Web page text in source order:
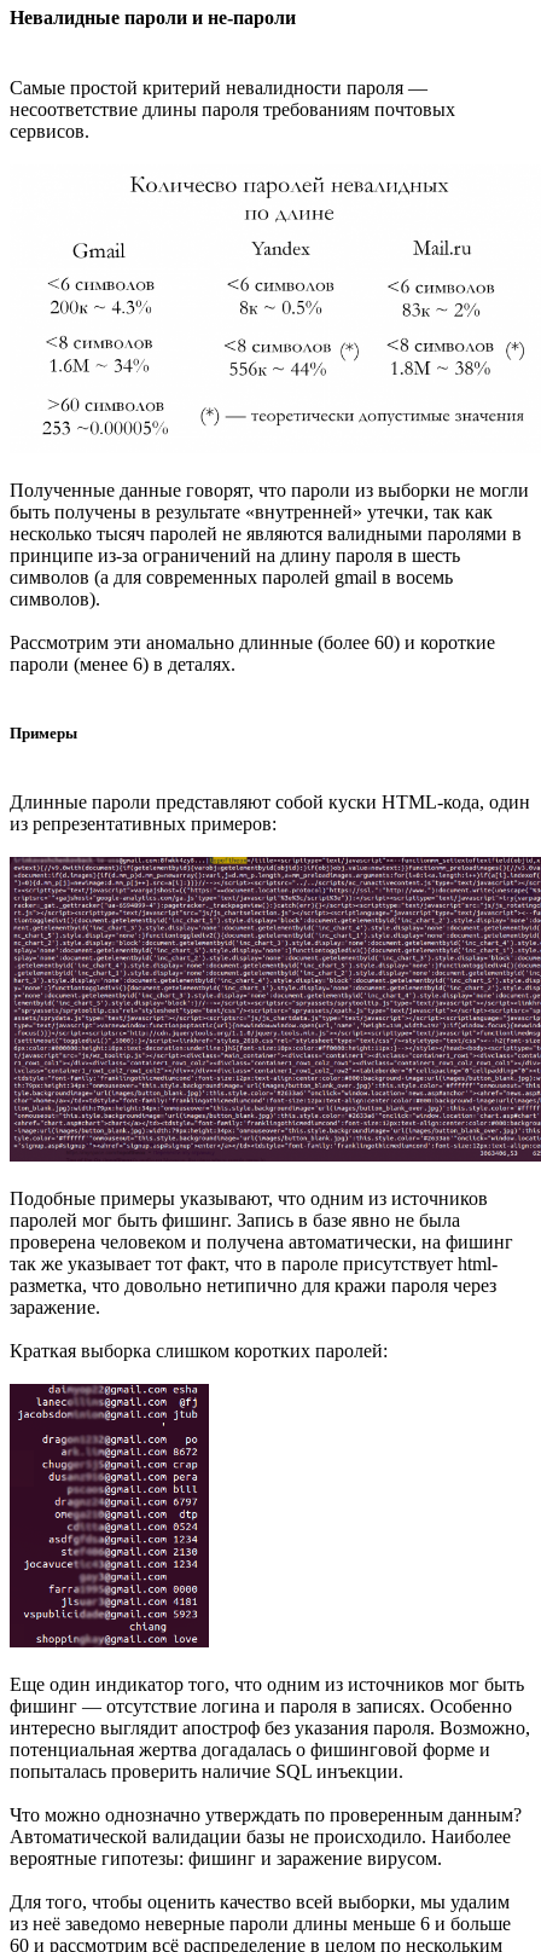
Невалидные пароли и не-пароли
Самые простой критерий невалидности пароля —
несоответствие длины пароля требованиям почтовых
сервисов.
Полученные данные говорят, что пароли из выборки не могли
быть получены в результате «внутренней» утечки, так как
несколько тысяч паролей не являются валидными паролями в
принципе из-за ограничений на длину пароля в шесть
символов (а для современных паролей gmail в восемь
символов).
Рассмотрим эти аномально длинные (более 60) и короткие
пароли (менее 6) в деталях.
Примеры
Длинные пароли представляют собой куски HTML-кода, один
из репрезентативных примеров:
Подобные примеры указывают, что одним из источников
паролей мог быть фишинг. Запись в базе явно не была
проверена человеком и получена автоматически, на фишинг
так же указывает тот факт, что в пароле присутствует html-
разметка, что довольно нетипично для кражи пароля через
заражение.
Краткая выборка слишком коротких паролей:
Еще один индикатор того, что одним из источников мог быть
фишинг — отсутствие логина и пароля в записях. Особенно
интересно выглядит апостроф без указания пароля. Возможно,
потенциальная жертва догадалась о фишинговой форме и
попыталась проверить наличие SQL инъекции.
Что можно однозначно утверждать по проверенным данным?
Автоматической валидации базы не происходило. Наиболее
вероятные гипотезы: фишинг и заражение вирусом.
Для того, чтобы оценить качество всей выборки, мы удалим
из неё заведомо неверные пароли длины меньше 6 и больше
60 и рассмотрим всё распределение в целом по нескольким